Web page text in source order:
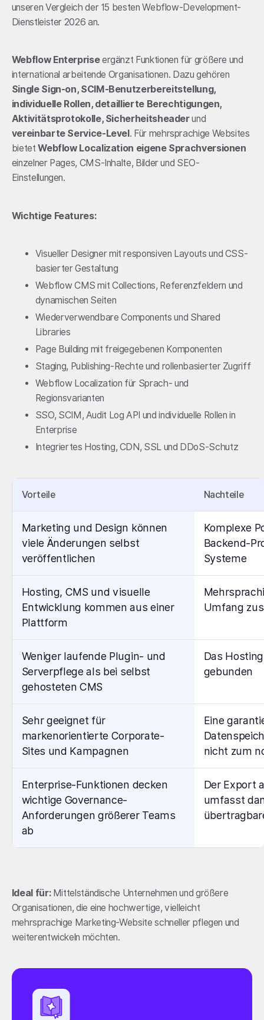
unseren Vergleich der 15 besten Webflow-Development-
Dienstleister 2026 an.
Webflow Enterpriseergänzt Funktionen für größere und
international arbeitende Organisationen. Dazu gehören
Single Sign-on, SCIM-Benutzerbereitstellung,
individuelle Rollen, detaillierte Berechtigungen,
Aktivitätsprotokolle, Sicherheitsheaderund
vereinbarte Service-Level . Für mehrsprachige Websites
bietetWebflow Localization eigene Sprachversionen
einzelner Pages, CMS-Inhalte, Bilder und SEO-
Einstellungen.
Wichtige Features:
Visueller Designer mit responsiven Layouts und CSS-
basierter Gestaltung
Webflow CMS mit Collections, Referenzfeldern und
dynamischen Seiten
Wiederverwendbare Components und Shared
Libraries
Page Building mit freigegebenen Komponenten
Staging, Publishing-Rechte und rollenbasierter Zugriff
Webflow Localization für Sprach- und
Regionsvarianten
SSO, SCIM, Audit Log API und individuelle Rollen in
Enterprise
Integriertes Hosting, CDN, SSL und DDoS-Schutz
Vorteile Nachteile
Marketing und Design können
viele Änderungen selbst
veröffentlichen
Komplexe
Backend-
Systeme
Hosting, CMS und visuelle
Entwicklung kommen aus einer
Plattform
Umfang
Weniger laufende Plugin- und
Serverpflege als bei selbst
gehosteten CMS
Das
gebunden
Sehr geeignet für
markenorientierte Corporate-
Sites und Kampagnen
Eine
nicht zum
Enterprise-Funktionen decken
wichtige Governance-
Anforderungen größerer Teams
ab
Der Export
umfasst
Ideal für:Mittelständische Unternehmen und größere
Organisationen, die eine hochwertige, vielleicht
mehrsprachige Marketing-Website schneller pflegen und
weiterentwickeln möchten.